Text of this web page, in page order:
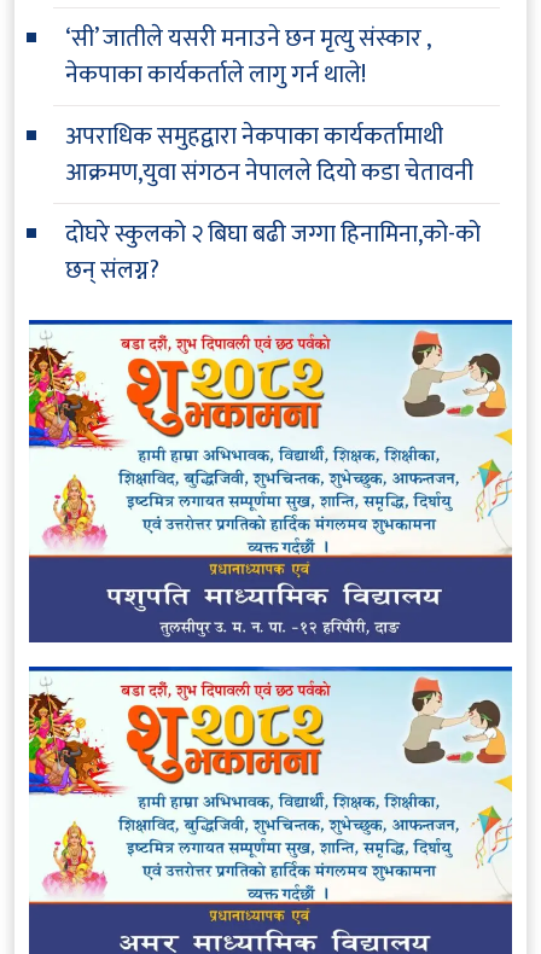
‘सी’ जातीले यसरी मनाउने छन मृत्यु संस्कार ,
नेकपाका कार्यकर्ताले लागु गर्न थाले!
अपराधिक समुहद्वारा नेकपाका कार्यकर्तामाथी
आक्रमण,युवा संगठन नेपालले दियो कडा चेतावनी
दोघरे स्कुलको २ बिघा बढी जग्गा हिनामिना,को-को
छन् संलग्न?